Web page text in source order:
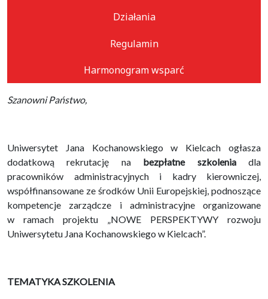
Działania
Regulamin
Harmonogram wsparć
Szanowni Państwo,
Uniwersytet Jana Kochanowskiego w Kielcach ogłasza
dodatkową rekrutację na bezpłatne szkoleniadla
pracowników administracyjnych i kadry kierowniczej,
współfinansowane ze środków Unii Europejskiej, podnoszące
kompetencje zarządcze i administracyjne organizowane
w ramach projektu „NOWE PERSPEKTYWY rozwoju
Uniwersytetu Jana Kochanowskiego w Kielcach”.
TEMATYKA SZKOLENIA